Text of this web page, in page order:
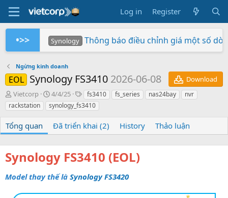
Log in Register
•>>
Tuần Lễ 0 Đồng Lợi Nhuận
Synology Thông báo điều chỉnh giá một số
Mua hàng ngay - Quay số may mắn - Rinh
Synology
SynologySynology
Vietcorp
VietcorpVietcorp
Synology
Ngừng kinh doanh
EOL Synology FS3410 2026-06-08
Download
A
u
t
h
o
Vietcorp
C
r
e
n
d
a
e
4/4/25
T
a
g
s
fs3410 fs_series nas24bay
nvr
rackstation
synology_fs3410
Tổng quan Đã triển khai (2) History Thảo luận
Synology FS3410 (EOL)
Model thay thế là Synology FS3420